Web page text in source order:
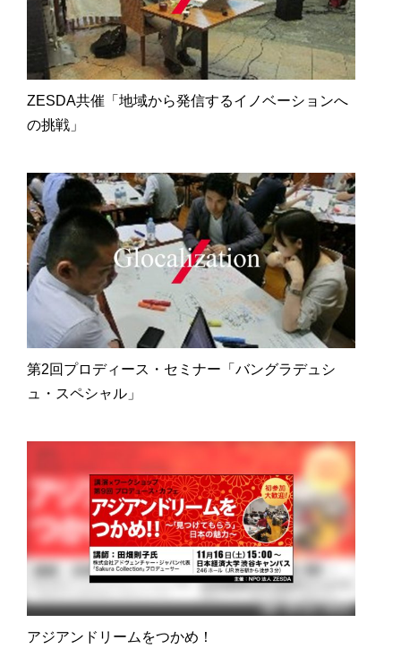
ZESDA共催「地域から発信するイノベーションへ
の挑戦」
第2回プロディース・セミナー「バングラデュシ
ュ・スペシャル」
アジアンドリームをつかめ！